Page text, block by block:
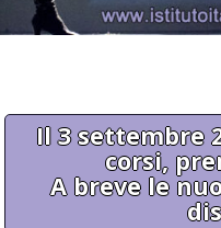
Il 3 settembre
corsi,
A breve le